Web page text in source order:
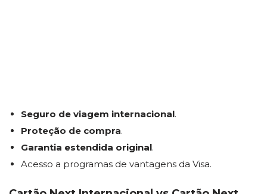
Seguro de viagem internacional.
Proteção de compra.
Garantia estendida original.
Acesso a programas de vantagens da Visa.